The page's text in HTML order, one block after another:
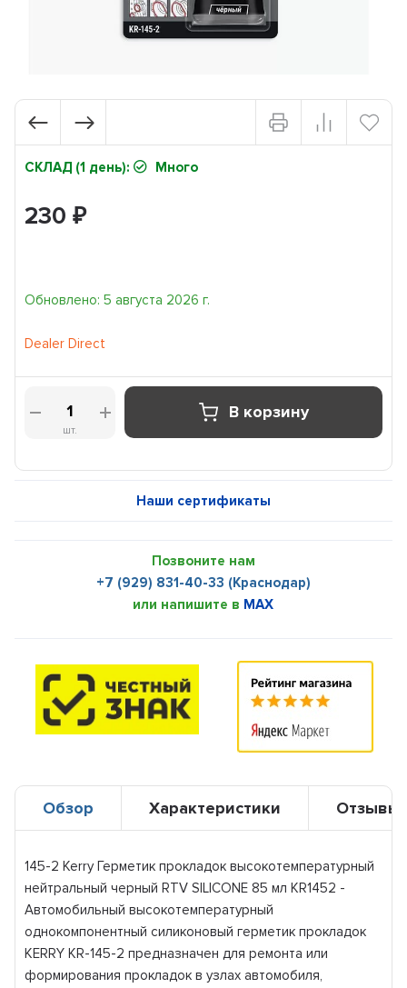
СКЛАД (1 день): Много
230₽
Обновлено: 5 августа 2026 г.
Dealer Direct
шт.
В корзину
Наши сертификаты
Позвоните нам
+7 (929) 831-40-33 (Краснодар)
или напишите в MAX
Обзор Характеристики Отзывы
145-2 Kerry Герметик прокладок высокотемпературный
нейтральный черный RTV SILICONE 85 мл KR1452 -
Автомобильный высокотемпературный
однокомпонентный силиконовый герметик прокладок
KERRY KR-145-2 предназначен для ремонта или
формирования прокладок в узлах автомобиля,